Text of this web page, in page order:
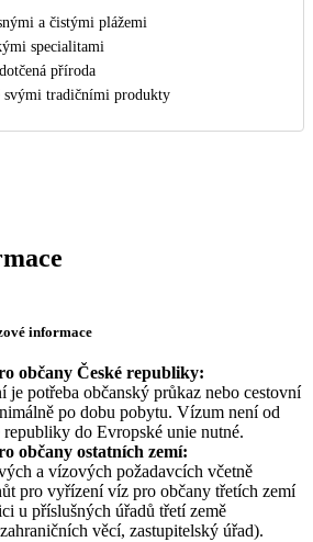
a čistými plážemi
specialitami
příroda
svými tradičními produkty
informace
občany České republiky:
je potřeba občanský průkaz nebo cestovní
po dobu pobytu. Vízum není od
republiky do Evropské unie nutné.
občany ostatních zemí:
a vízových požadavcích včetně
pro vyřízení víz pro občany třetích zemí
u příslušných úřadů třetí země
věcí, zastupitelský úřad).